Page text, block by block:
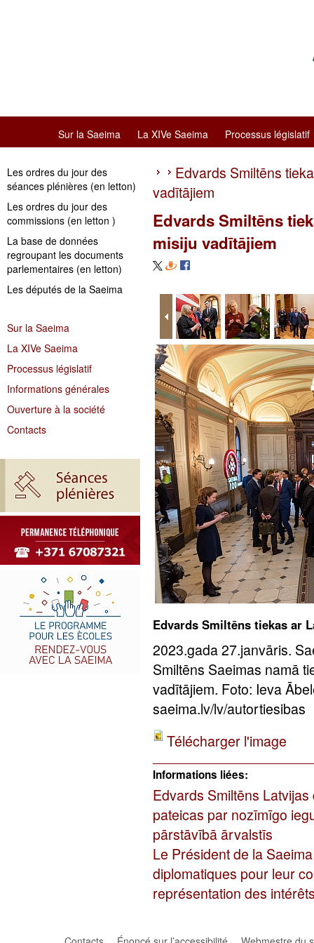
Sur la Saeima La XIVe Saeima Processus législatif
Les ordres du jour des
séances plénières (en letton)
Les ordres du jour des
commissions (en letton )
La base de données
regroupant les documents
parlementaires (en letton)
Les députés de la Saeima
Sur la Saeima
La XIVe Saeima
Processus législatif
Informations générales
Ouverture à la société
Contacts
Edvards Smiltēns
vadītājiem
Edvards Smiltēns
misiju vadītājiem
Edvards Smiltēns tiekas ar
2023.gada 27.janvāris.
Smiltēns Saeimas namā
vadītājiem. Foto: Ieva
saeima.lv/lv/autortiesibas
Télécharger l'image
Informations liées:
Edvards Smiltēns
pateicas par nozīmīgo
pārstāvībā ārvalstīs
Le Président de la
diplomatiques pour leur
représentation des